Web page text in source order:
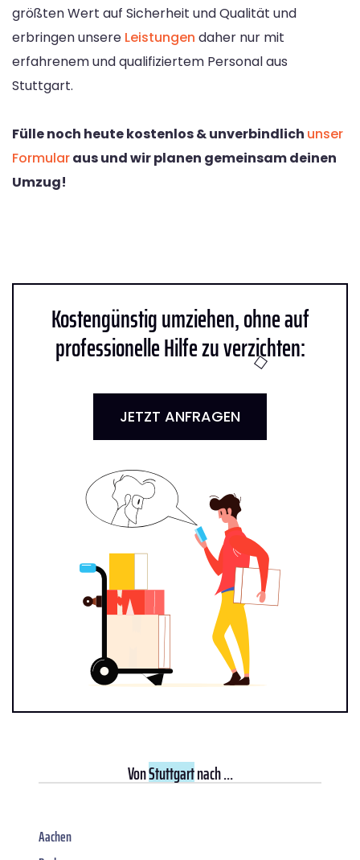
größten Wert auf Sicherheit und Qualität und
erbringen unsere Leistungen daher nur mit
erfahrenem und qualifiziertem Personal aus
Stuttgart.
Fülle noch heute kostenlos & unverbindlich unser
Formularaus und wir planen gemeinsam deinen
Umzug!
Kostengünstig umziehen, ohne auf
professionelle Hilfe zu verzichten:
JETZT ANFRAGEN
VonStuttgartnach ...
Aachen